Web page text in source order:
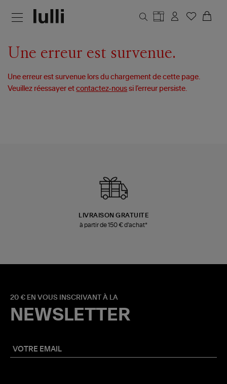
Une erreur est survenue.
Une erreur est survenue lors du chargement de cette page.
Veuillez réessayer etcontactez-nous si l’erreur persiste.
LIVRAISON GRATUITE
à partir de 150 € d'achat*
20 € EN VOUS INSCRIVANT À LA
NEWSLETTER